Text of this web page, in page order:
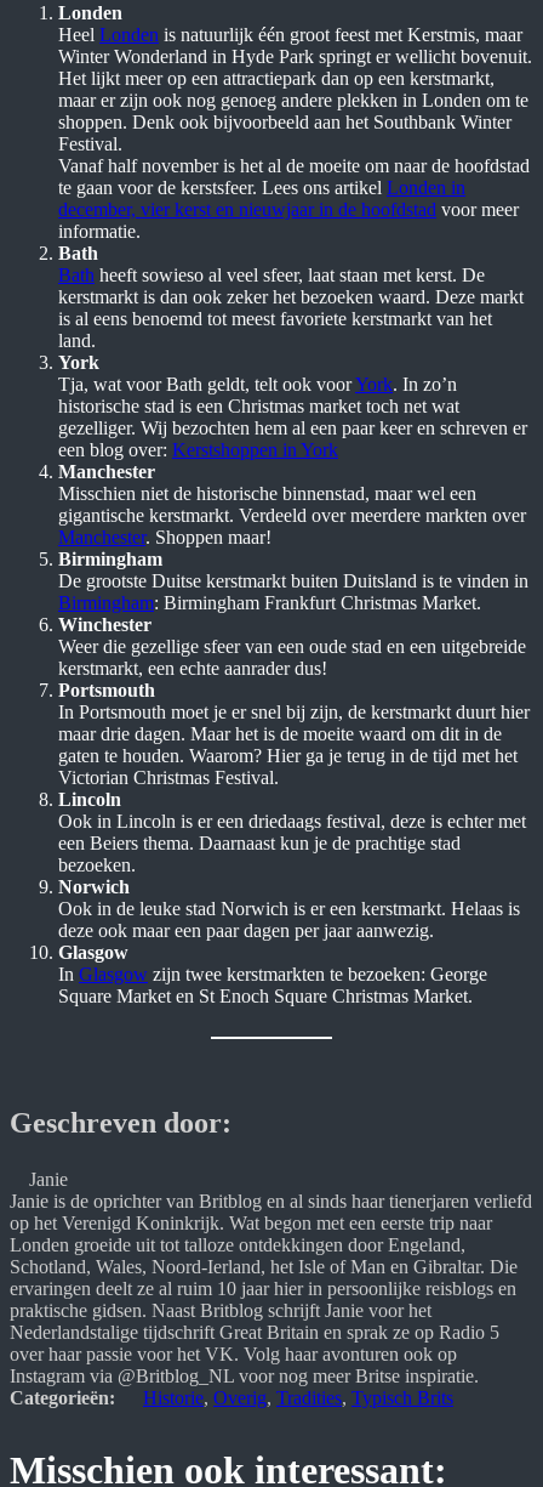
Londen
Heel Londen is natuurlijk één groot feest met Kerstmis, maar
Winter Wonderland in Hyde Park springt er wellicht bovenuit.
Het lijkt meer op een attractiepark dan op een kerstmarkt,
maar er zijn ook nog genoeg andere plekken in Londen om te
shoppen. Denk ook bijvoorbeeld aan het Southbank Winter
Festival.
Vanaf half november is het al de moeite om naar de hoofdstad
te gaan voor de kerstsfeer. Lees ons artikel Londen in
december, vier kerst en nieuwjaar in de hoofdstad voor meer
informatie.
Bath
Bath heeft sowieso al veel sfeer, laat staan met kerst. De
kerstmarkt is dan ook zeker het bezoeken waard. Deze markt
is al eens benoemd tot meest favoriete kerstmarkt van het
land.
York
Tja, wat voor Bath geldt, telt ook voorYork. In zo’n
historische stad is een Christmas market toch net wat
gezelliger. Wij bezochten hem al een paar keer en schreven er
een blog over: Kerstshoppen in York
Manchester
Misschien niet de historische binnenstad, maar wel een
gigantische kerstmarkt. Verdeeld over meerdere markten over
Manchester. Shoppen maar!
Birmingham
De grootste Duitse kerstmarkt buiten Duitsland is te vinden in
Birmingham: Birmingham Frankfurt Christmas Market.
Winchester
Weer die gezellige sfeer van een oude stad en een uitgebreide
kerstmarkt, een echte aanrader dus!
Portsmouth
In Portsmouth moet je er snel bij zijn, de kerstmarkt duurt hier
maar drie dagen. Maar het is de moeite waard om dit in de
gaten te houden. Waarom? Hier ga je terug in de tijd met het
Victorian Christmas Festival.
Lincoln
Ook in Lincoln is er een driedaags festival, deze is echter met
een Beiers thema. Daarnaast kun je de prachtige stad
bezoeken.
Norwich
Ook in de leuke stad Norwich is er een kerstmarkt. Helaas is
deze ook maar een paar dagen per jaar aanwezig.
Glasgow
In Glasgow zijn twee kerstmarkten te bezoeken: George
Square Market en St Enoch Square Christmas Market.
Geschreven door:
Janie
Janie is de oprichter van Britblog en al sinds haar tienerjaren verliefd
op het Verenigd Koninkrijk. Wat begon met een eerste trip naar
Londen groeide uit tot talloze ontdekkingen door Engeland,
Schotland, Wales, Noord-Ierland, het Isle of Man en Gibraltar. Die
ervaringen deelt ze al ruim 10 jaar hier in persoonlijke reisblogs en
praktische gidsen. Naast Britblog schrijft Janie voor het
Nederlandstalige tijdschrift Great Britain en sprak ze op Radio 5
over haar passie voor het VK. Volg haar avonturen ook op
Instagram via @Britblog_NL voor nog meer Britse inspiratie.
Categorieën:
Historie, Overig, Tradities, Typisch Brits
Misschien ook interessant: